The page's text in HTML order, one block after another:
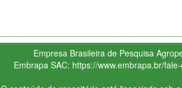
Empresa Brasileira de Pesquisa
Embrapa SAC: https://www.embrapa.br/